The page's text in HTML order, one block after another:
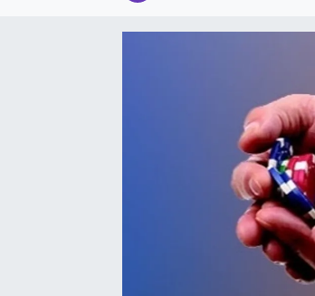
Tarih - Kültür - Sanat - Turizm